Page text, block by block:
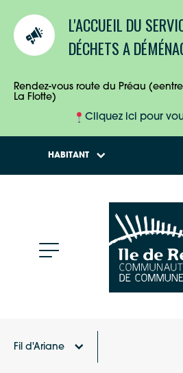
L'ACCUEIL DU
DÉCHETS A
Rendez-vous route du Préau
La Flotte)
Cliquez ici pour
HABITANT
ENTREPRISES
Fil d'Ariane